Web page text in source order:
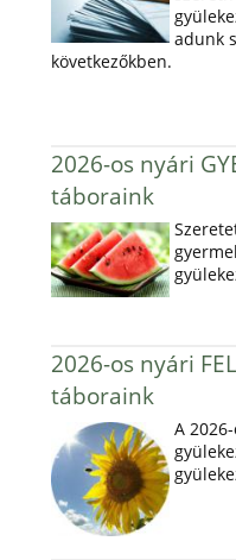
adunk
következőkben.
2026-os nyári
táboraink
2026-os nyári
táboraink
A